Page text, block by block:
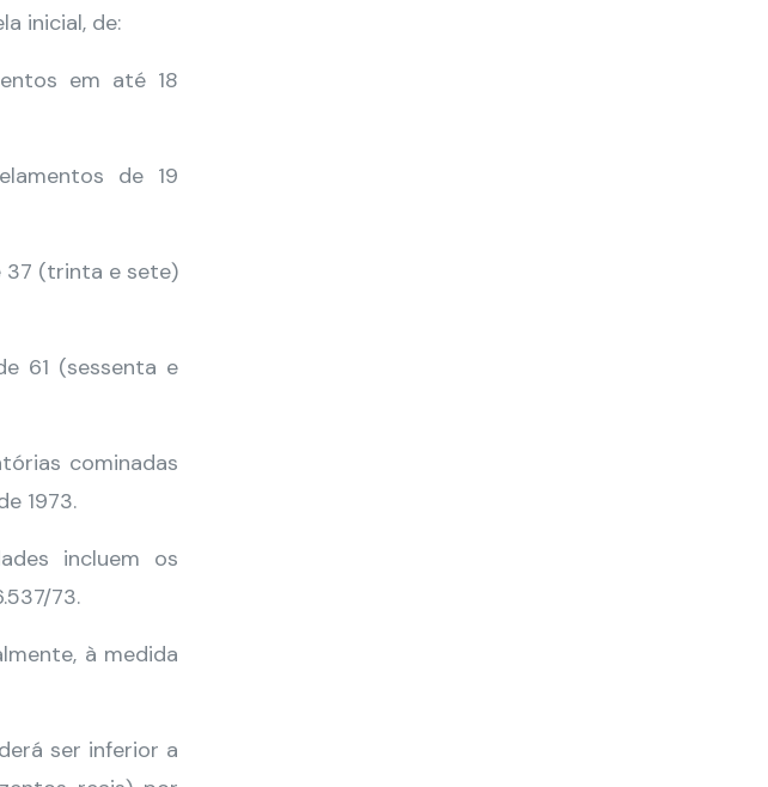
inicial, de:
em até 18
de 19
37 (trinta e sete)
61 (sessenta e
cominadas
1973.
incluem os
73.
à medida
ser inferior a